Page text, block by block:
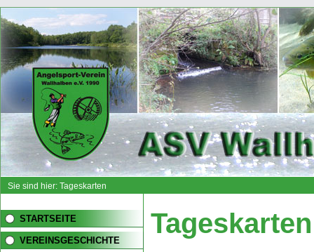
Sie sind hier: Tageskarten
STARTSEITE
VEREINSGESCHICHTE
Tageskarten